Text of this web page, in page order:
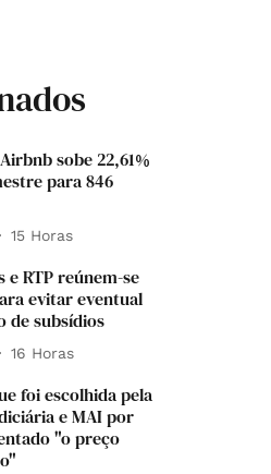
sobe 22,61%
para 846
15 Horas
e RTP reúnem-se
evitar eventual
de subsídios
16 Horas
foi escolhida pela
e MAI por
"o preço